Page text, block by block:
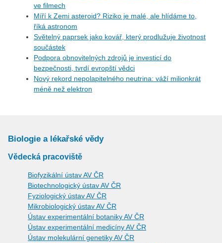
ve filmech
Míří k Zemi asteroid? Riziko je malé, ale hlídáme to,
říká astronom
Světelný paprsek jako kovář, který prodlužuje životnost
součástek
Podpora obnovitelných zdrojů je investicí do
bezpečnosti, tvrdí evropští vědci
Nový rekord nepolapitelného neutrina: váží milionkrát
méně než elektron
Biologie a lékařské vědy
Vědecká pracoviště
Biofyzikální ústav AV ČR
Biotechnologický ústav AV ČR
Fyziologický ústav AV ČR
Mikrobiologický ústav AV ČR
Ústav experimentální botaniky AV ČR
Ústav experimentální medicíny AV ČR
Ústav molekulární genetiky AV ČR